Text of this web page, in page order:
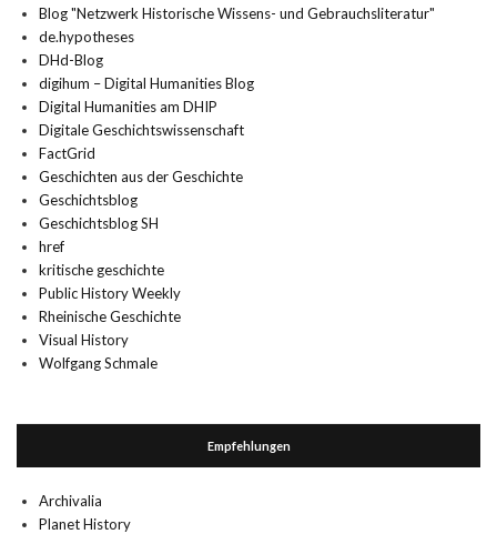
Blog "Netzwerk Historische Wissens- und Gebrauchsliteratur"
de.hypotheses
DHd-Blog
digihum – Digital Humanities Blog
Digital Humanities am DHIP
Digitale Geschichtswissenschaft
FactGrid
Geschichten aus der Geschichte
Geschichtsblog
Geschichtsblog SH
href
kritische geschichte
Public History Weekly
Rheinische Geschichte
Visual History
Wolfgang Schmale
Empfehlungen
Archivalia
Planet History